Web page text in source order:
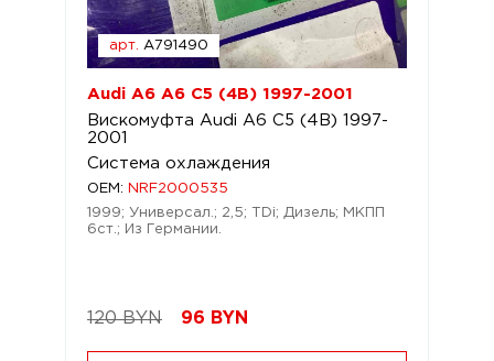
арт. A791490
Audi A6 A6 C5 (4B) 1997-2001
Вискомуфта Audi A6 C5 (4B) 1997-
2001
Система охлаждения
OEM:
NRF2000535
1999; Универсал.; 2,5; TDi; Дизель; МКПП
6ст.; Из Германии.
120 BYN 96 BYN